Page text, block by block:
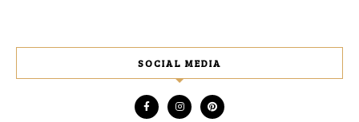
SOCIAL MEDIA